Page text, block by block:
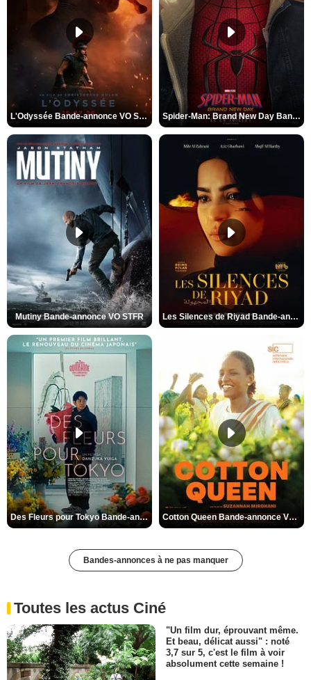
L'Odyssée Bande-annonce VO STFR Spider-Man: Brand New Day Bande-annonce VO STFR
Mutiny Bande-annonce VO STFR Les Silences de Riyad Bande-annonce VO STFR
Des Fleurs pour Tokyo Bande-annonce VO STFR Cotton Queen Bande-annonce VO STFR
Bandes-annonces à ne pas manquer
Toutes les actus Ciné
"Un film dur, éprouvant même.
Et beau, délicat aussi" : noté
3,7 sur 5, c'est le film à voir
absolument cette semaine !